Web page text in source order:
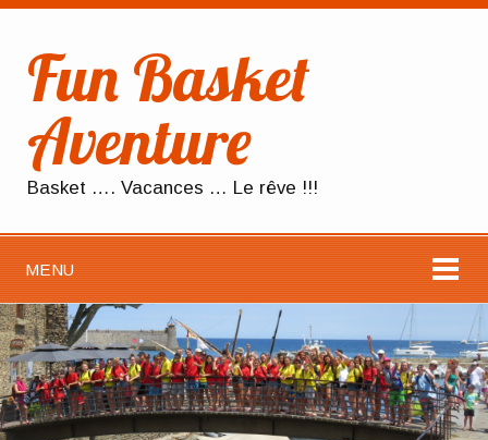
Fun Basket
Aventure
Basket …. Vacances … Le rêve !!!
MENU